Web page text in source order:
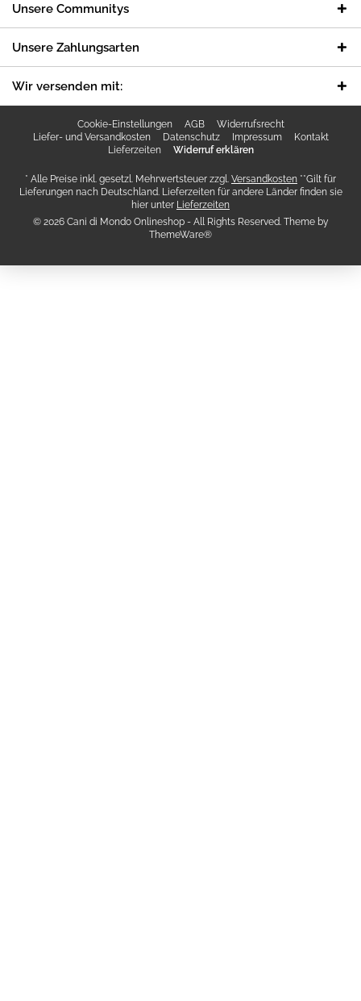
Unsere Communitys
Unsere Zahlungsarten
Wir versenden mit:
Cookie-Einstellungen AGB
Widerrufsrecht
Liefer- und Versandkosten
Datenschutz Impressum
Kontakt
Lieferzeiten
Widerruf erklären
* Alle Preise inkl. gesetzl. Mehrwertsteuer zzgl. Versandkosten **Gilt für
Lieferungen nach Deutschland. Lieferzeiten für andere Länder finden sie
hier unter Lieferzeiten
© 2026 Cani di Mondo Onlineshop - All Rights Reserved. Theme by
ThemeWare®